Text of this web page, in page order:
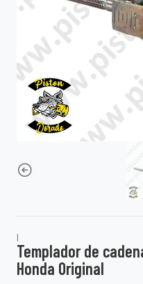
|
Templador de
Honda Original